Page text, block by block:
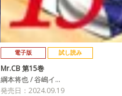
電子版 試し読み
Mr.CB 第15巻
綱本将也 / 谷嶋イ…
発売日：2024.09.19